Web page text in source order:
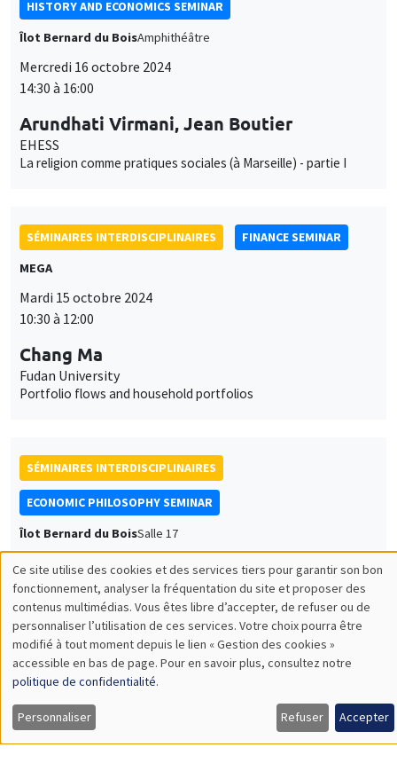
HISTORY AND ECONOMICS SEMINAR
Îlot Bernard du BoisAmphithéâtre
Mercredi 16 octobre 2024
14:30 à 16:00
Arundhati Virmani, Jean Boutier
EHESS
La religion comme pratiques sociales (à Marseille) - partie I
SÉMINAIRES INTERDISCIPLINAIRES
FINANCE SEMINAR
MEGA
Mardi 15 octobre 2024
10:30 à 12:00
Chang Ma
Fudan University
Portfolio flows and household portfolios
SÉMINAIRES INTERDISCIPLINAIRES
ECONOMIC PHILOSOPHY SEMINAR
Îlot Bernard du BoisSalle 17
Lundi 14 octobre 2024
16:00 à 18:00
Gabriel Nardacchione
Universidad de Buenos Aires
Confiance et méfiance dans le monde actuel
SÉMINAIRES INTERDISCIPLINAIRES
FINANCE SEMINAR
Utilisation
des
données
personnelles
et
des
Ce site utilise des cookies et des services tiers pour garantir son bon
fonctionnement, analyser la fréquentation du site et proposer des
contenus multimédias. Vous êtes libre d’accepter, de refuser ou de
personnaliser l’utilisation de ces services. Votre choix pourra être
modifié à tout moment depuis le lien « Gestion des cookies »
accessible en bas de page. Pour en savoir plus, consultez notre
politique de confidentialité.
Personnaliser Refuser Accepter